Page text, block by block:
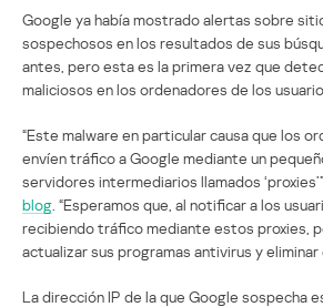
Google ya había mostrado alertas sobre
sospechosos en los resultados de sus
antes, pero esta es la primera vez que
maliciosos en los ordenadores de los
“Este malware en particular causa que los
envíen tráfico a Google mediante un
servidores intermediarios llamados
blog . “Esperamos que, al notificar a los
recibiendo tráfico mediante estos proxies,
actualizar sus programas antivirus y eliminar
La dirección IP de la que Google sospecha